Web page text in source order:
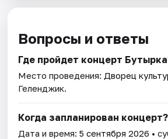
Вопросы и ответы
Где пройдет концерт
Место проведения: Дворец
Геленджик.
Когда запланирован концерт?
Дата и время:5 сентября 2026 •